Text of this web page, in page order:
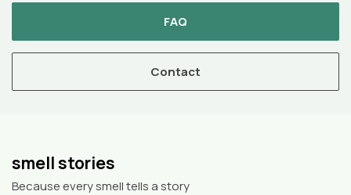
FAQ
Contact
smell stories
Because every smell tells a story